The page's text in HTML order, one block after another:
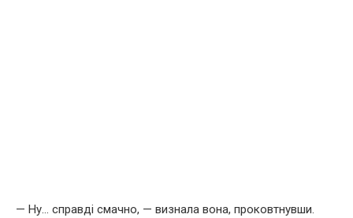
— Ну… справді смачно, — визнала вона, проковтнувши.